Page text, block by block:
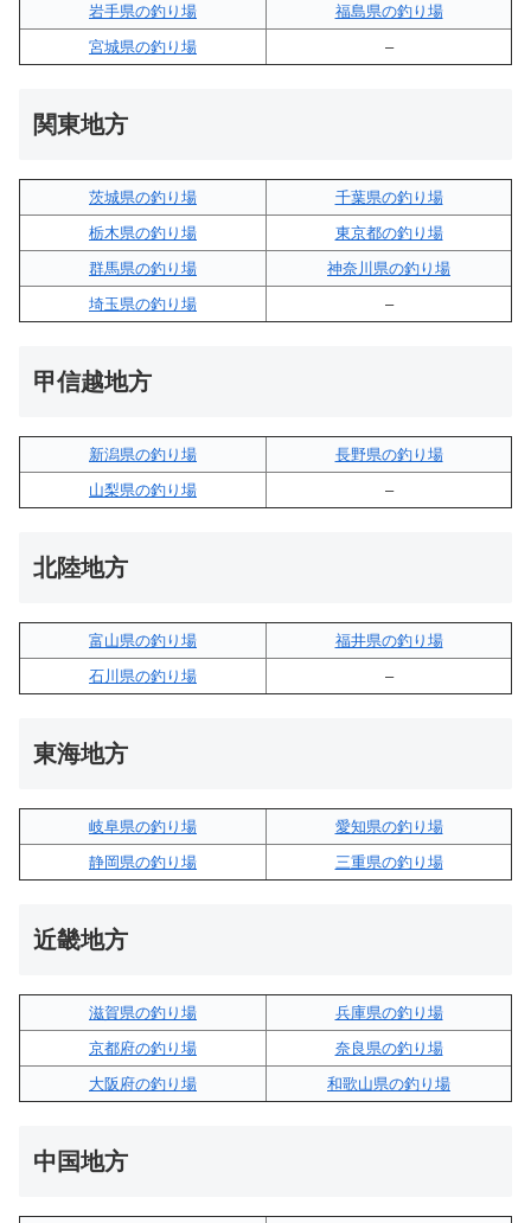
岩手県の釣り場
福島県の釣り場
宮城県の釣り場
–
関東地方
茨城県の釣り場
千葉県の釣り場
栃木県の釣り場
東京都の釣り場
群馬県の釣り場
神奈川県の釣り場
埼玉県の釣り場
–
甲信越地方
新潟県の釣り場
長野県の釣り場
山梨県の釣り場
–
北陸地方
富山県の釣り場
福井県の釣り場
石川県の釣り場
–
東海地方
岐阜県の釣り場
愛知県の釣り場
静岡県の釣り場
三重県の釣り場
近畿地方
滋賀県の釣り場
兵庫県の釣り場
京都府の釣り場
奈良県の釣り場
大阪府の釣り場
和歌山県の釣り場
中国地方